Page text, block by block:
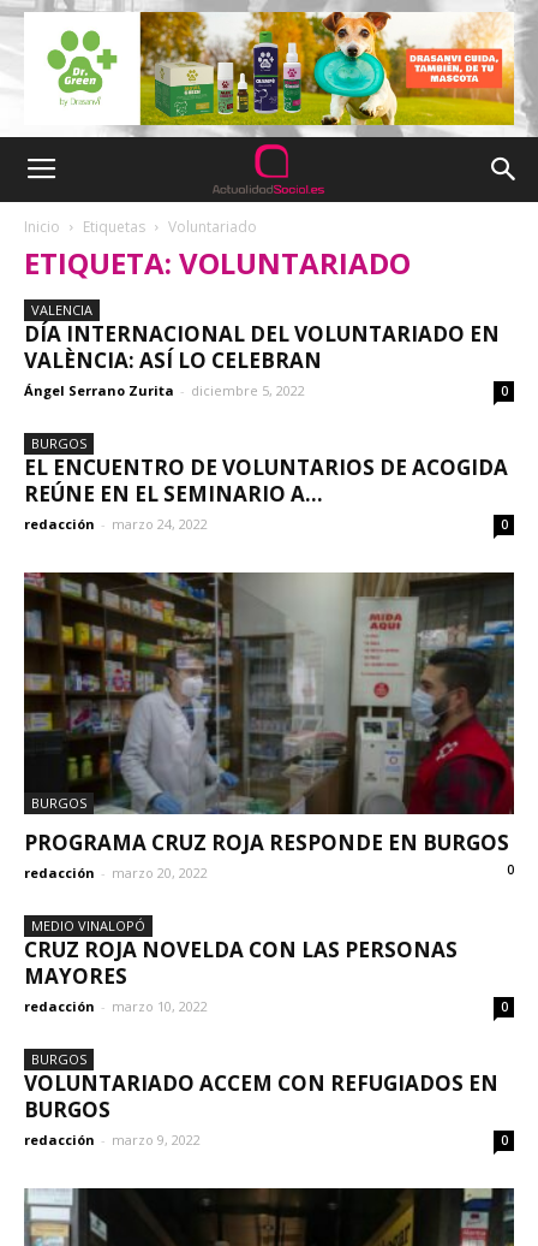
Inicio Etiquetas Voluntariado
ETIQUETA: VOLUNTARIADO
VALENCIA
DÍA INTERNACIONAL DEL VOLUNTARIADO EN
VALÈNCIA: ASÍ LO CELEBRAN
Ángel Serrano Zurita - diciembre 5, 2022 0
BURGOS
EL ENCUENTRO DE VOLUNTARIOS DE ACOGIDA
REÚNE EN EL SEMINARIO A...
redacción - marzo 24, 2022 0
BURGOS
PROGRAMA CRUZ ROJA RESPONDE EN BURGOS
redacción - marzo 20, 2022 0
MEDIO VINALOPÓ
CRUZ ROJA NOVELDA CON LAS PERSONAS
MAYORES
redacción - marzo 10, 2022 0
BURGOS
VOLUNTARIADO ACCEM CON REFUGIADOS EN
BURGOS
redacción - marzo 9, 2022 0